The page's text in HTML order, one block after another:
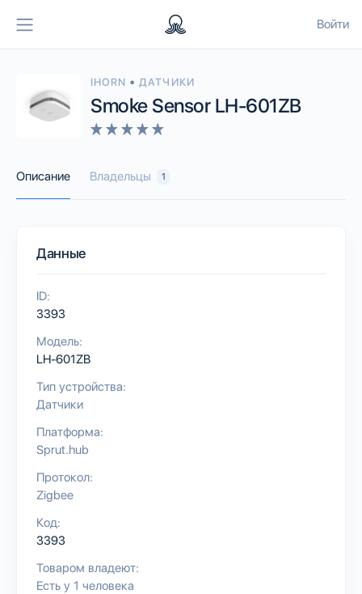
Войти
IHORN • ДАТЧИКИ
Smoke Sensor LH-601ZB
Описание Владельцы 1
Данные
ID:
3393
Модель:
LH-601ZB
Тип устройства:
Датчики
Платформа:
Sprut.hub
Протокол:
Zigbee
Код:
3393
Товаром владеют:
Есть у 1 человека